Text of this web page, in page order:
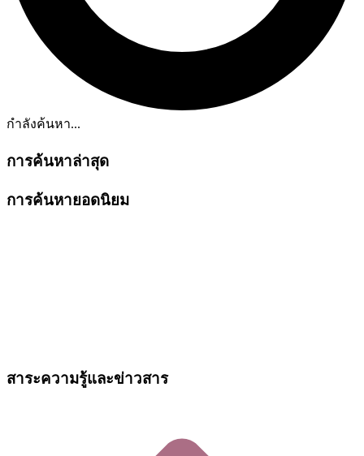
กำลังค้นหา...
การค้นหาล่าสุด
การค้นหายอดนิยม
สาระความรู้และข่าวสาร